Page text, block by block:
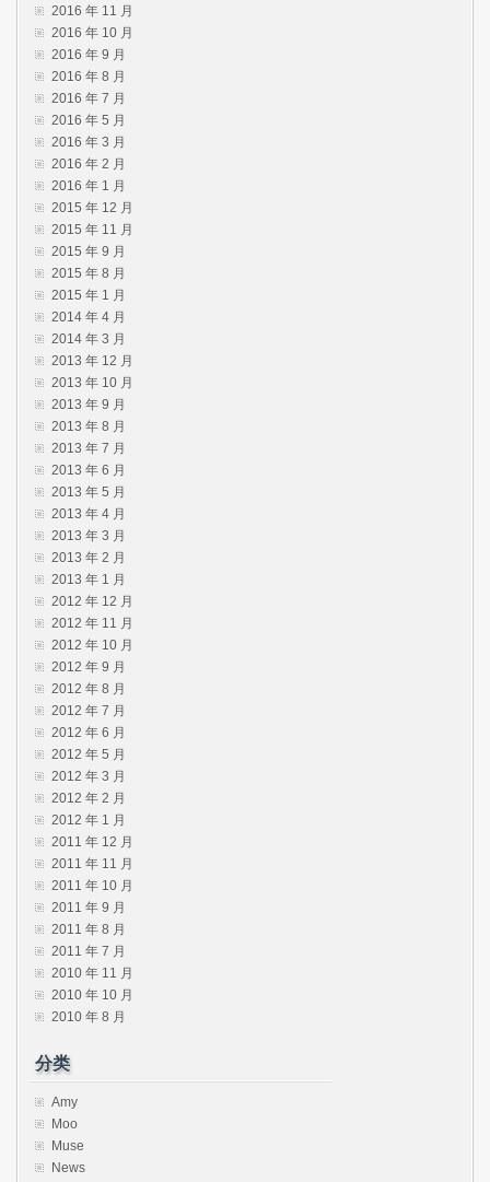
2016 年 11 月
2016 年 10 月
2016 年 9 月
2016 年 8 月
2016 年 7 月
2016 年 5 月
2016 年 3 月
2016 年 2 月
2016 年 1 月
2015 年 12 月
2015 年 11 月
2015 年 9 月
2015 年 8 月
2015 年 1 月
2014 年 4 月
2014 年 3 月
2013 年 12 月
2013 年 10 月
2013 年 9 月
2013 年 8 月
2013 年 7 月
2013 年 6 月
2013 年 5 月
2013 年 4 月
2013 年 3 月
2013 年 2 月
2013 年 1 月
2012 年 12 月
2012 年 11 月
2012 年 10 月
2012 年 9 月
2012 年 8 月
2012 年 7 月
2012 年 6 月
2012 年 5 月
2012 年 3 月
2012 年 2 月
2012 年 1 月
2011 年 12 月
2011 年 11 月
2011 年 10 月
2011 年 9 月
2011 年 8 月
2011 年 7 月
2010 年 11 月
2010 年 10 月
2010 年 8 月
分类
Amy
Moo
Muse
News